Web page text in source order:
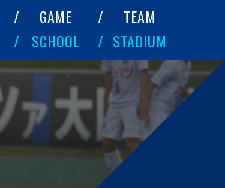
GAME
TEAM
SCHOOL STADIUM